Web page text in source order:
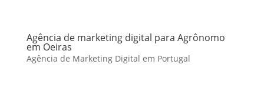
Agência de marketing digital para Agrônomo
em Oeiras
Agência de Marketing Digital em Portugal